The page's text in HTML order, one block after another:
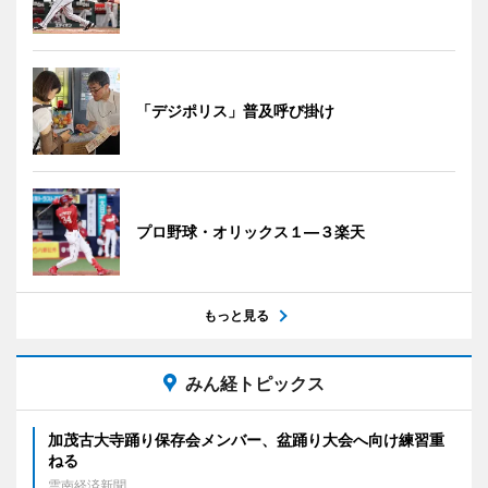
「デジポリス」普及呼び掛け
プロ野球・オリックス１―３楽天
もっと見る
みん経トピックス
加茂古大寺踊り保存会メンバー、盆踊り大会へ向け練習重
ねる